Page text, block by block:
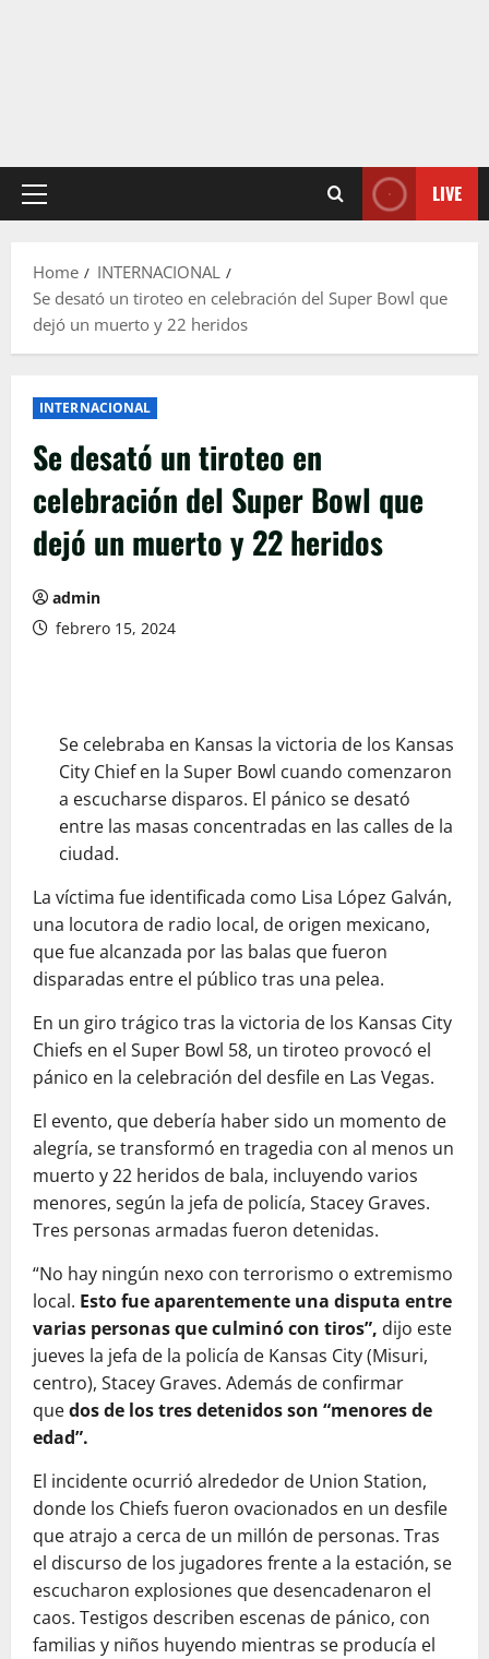
Primary
LIVE
Home
INTERNACIONAL
Se desató un tiroteo en celebración del Super Bowl que
dejó un muerto y 22 heridos
INTERNACIONAL
Se desató un tiroteo en
celebración del Super Bowl que
dejó un muerto y 22 heridos
admin
febrero 15, 2024
Se celebraba en Kansas la victoria de los Kansas
City Chief en la Super Bowl cuando comenzaron
a escucharse disparos. El pánico se desató
entre las masas concentradas en las calles de la
ciudad.
La víctima fue identificada como Lisa López Galván,
una locutora de radio local, de origen mexicano,
que fue alcanzada por las balas que fueron
disparadas entre el público tras una pelea.
En un giro trágico tras la victoria de los Kansas City
Chiefs en el Super Bowl 58, un tiroteo provocó el
pánico en la celebración del desfile en Las Vegas.
El evento, que debería haber sido un momento de
alegría, se transformó en tragedia con al menos un
muerto y 22 heridos de bala, incluyendo varios
menores, según la jefa de policía, Stacey Graves.
Tres personas armadas fueron detenidas.
“No hay ningún nexo con terrorismo o extremismo
local. Esto fue aparentemente una disputa entre
varias personas que culminó con tiros”, dijo este
jueves la jefa de la policía de Kansas City (Misuri,
centro), Stacey Graves. Además de confirmar
quedos de los tres detenidos son “menores de
edad”.
El incidente ocurrió alrededor de Union Station,
donde los Chiefs fueron ovacionados en un desfile
que atrajo a cerca de un millón de personas. Tras
el discurso de los jugadores frente a la estación, se
escucharon explosiones que desencadenaron el
caos. Testigos describen escenas de pánico, con
familias y niños huyendo mientras se producía el